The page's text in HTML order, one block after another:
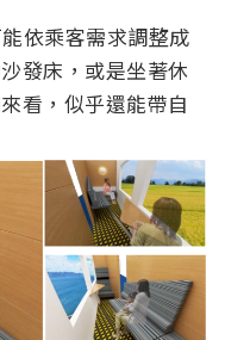
依乘客需求調整成
發床，或是坐著休
看，似乎還能帶自